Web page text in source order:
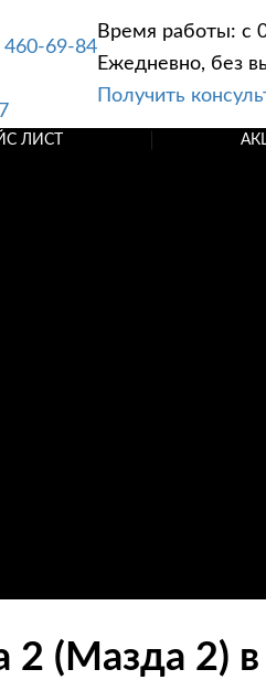
460-69-84
Время работы: с
Ежедневно, без
Получить
ЛИСТ
2 (Мазда 2)